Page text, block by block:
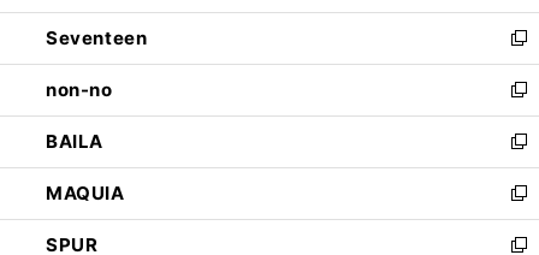
開
く
ウ
で
開
く
ン
ド
ウ
で
開
く
Seventeen
新
し
い
ウ
ィ
ン
ド
ウ
で
non-no
新
し
い
ウ
ィ
ン
ド
BAILA
新
し
い
ウ
ィ
MAQUIA
新
し
い
SPUR
新